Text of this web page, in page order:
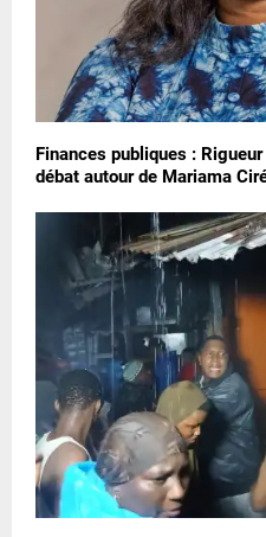
Finances publiques :
débat autour de Mariama